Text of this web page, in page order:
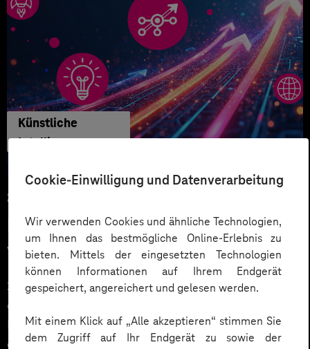
Cookie-Einwilligung und Datenverarbeitung
Wir verwenden Cookies und ähnliche Technologien,
um Ihnen das bestmögliche Online-Erlebnis zu
bieten. Mittels der eingesetzten Technologien
können Informationen auf Ihrem Endgerät
gespeichert, angereichert und gelesen werden.
Mit einem Klick auf „Alle akzeptieren“ stimmen Sie
dem Zugriff auf Ihr Endgerät zu sowie der
Künstliche
Intelligenz
25.02.2026
KI-Trends 2026: Digitalisierung
vom Hype zum echten Mehrwert
2025 haben viele Unternehmen mit KI
experimentiert: erste Assistenten, erste Piloten, erste
Prozess-Ideen. 2026 wird der nächste Schritt
entscheidend – aus einzelnen Use Cases wird ein